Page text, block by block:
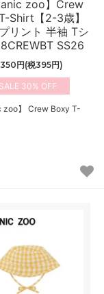
zoo】Crew
Shirt【2-3歳】
リント 半袖 Tシ
SS26
円(税395円)
30%
zoo】 Crew Boxy T-